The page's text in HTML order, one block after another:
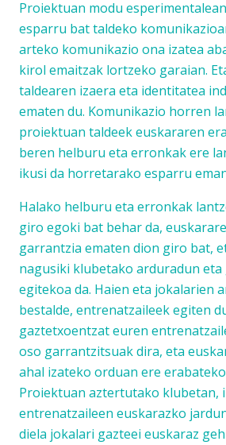
Proiektuan modu
esparru bat taldeko
arteko komunikazio ona izatea
kirol emaitzak lortzeko garaian.
taldearen izaera eta identitatea
ematen du. Komunikazio horren
proiektuan taldeek euskararen
beren helburu eta erronkak ere
ikusi da horretarako esparru
Halako helburu eta erronkak
giro egoki bat behar da,
garrantzia ematen dion giro bat,
nagusiki klubetako arduradun eta
egitekoa da. Haien eta jokalarien
bestalde, entrenatzaileek egiten
gaztetxoentzat euren
oso garrantzitsuak dira, eta
ahal izateko orduan ere
Proiektuan aztertutako klubetan,
entrenatzaileen euskarazko
diela jokalari gazteei euskaraz